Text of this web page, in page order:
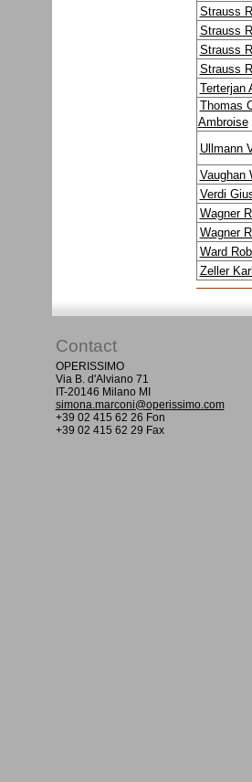
Strauss
Strauss
Strauss
Strauss
Terterjan
Thomas
Ambroise
Ullmann
Vaughan
Verdi
Wagner
Wagner
Ward
Zeller Karl
Contact
OPERISSIMO
Via B. d'Alviano 71
IT-20146 Milano MI
simona.marconi@operissimo.com
+39 02 415 62 26 Fon
+39 02 415 62 29 Fax